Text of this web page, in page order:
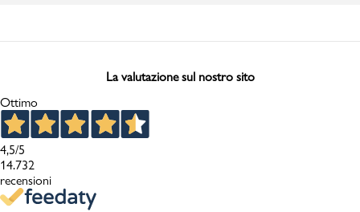
La valutazione sul nostro sito
Ottimo
4,5/5
14.732
recensioni